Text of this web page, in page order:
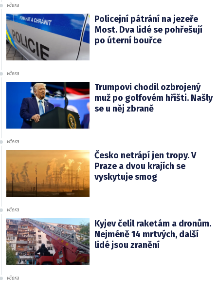
včera
Policejní pátrání na jezeře
Most. Dva lidé se pohřešují
po úterní bouřce
včera
Trumpovi chodil ozbrojený
muž po golfovém hřišti. Našly
se u něj zbraně
včera
Česko netrápí jen tropy. V
Praze a dvou krajích se
vyskytuje smog
včera
Kyjev čelil raketám a dronům.
Nejméně 14 mrtvých, další
lidé jsou zranění
včera